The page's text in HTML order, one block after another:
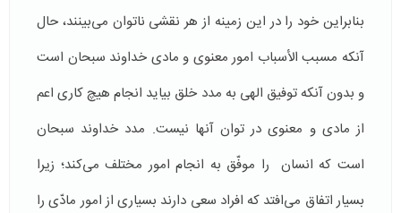
بنابراین خود را در این زمینه از هر نقشی ناتوان می‌بينند، حال
آنکه مسبب الأسباب امور معنوی و مادی خداوند سبحان است
و بدون آنکه توفیق الهی به مدد خلق بیاید انجام هیچ کاری اعم
از مادی و معنوی در توان آنها نیست. مدد خداوند سبحان
است كه انسان را موفّق به انجام امور مختلف می‌کند؛ زيرا
بسیار اتفاق می‌افتد كه افراد سعی دارند بسیاری از امور مادّی را